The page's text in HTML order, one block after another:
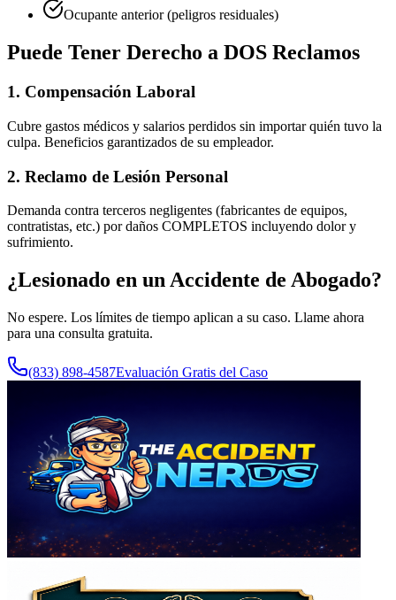
Ocupante anterior (peligros residuales)
Puede Tener Derecho a DOS Reclamos
1. Compensación Laboral
Cubre gastos médicos y salarios perdidos sin importar quién tuvo la
culpa. Beneficios garantizados de su empleador.
2. Reclamo de Lesión Personal
Demanda contra terceros negligentes (fabricantes de equipos,
contratistas, etc.) por daños COMPLETOS incluyendo dolor y
sufrimiento.
¿Lesionado en un Accidente de Abogado?
No espere. Los límites de tiempo aplican a su caso. Llame ahora
para una consulta gratuita.
(833) 898-4587Evaluación Gratis del Caso